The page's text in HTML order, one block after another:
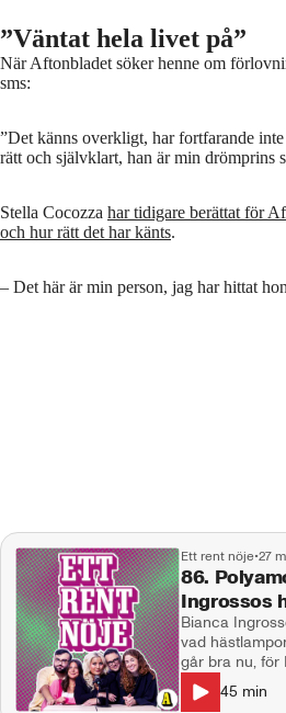
”Väntat hela livet på”
När Aftonbladet söker henne om
sms:
”Det känns overkligt, har fortfarande
rätt och självklart, han är min drömprins
Stella Cocozza har tidigare berättat för
och hur rätt det har känts.
– Det här är min person, jag har hittat
Ett rent nöje•27
86.
Ingrossos
Bianca
vad
går bra nu, för
Schönberg.
reglerna i sitt
45 min